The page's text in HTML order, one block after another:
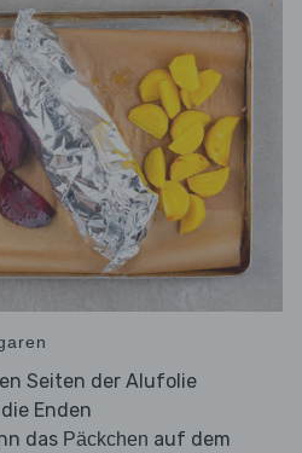
Seiten der Alufolie
Enden
das Päckchen auf dem